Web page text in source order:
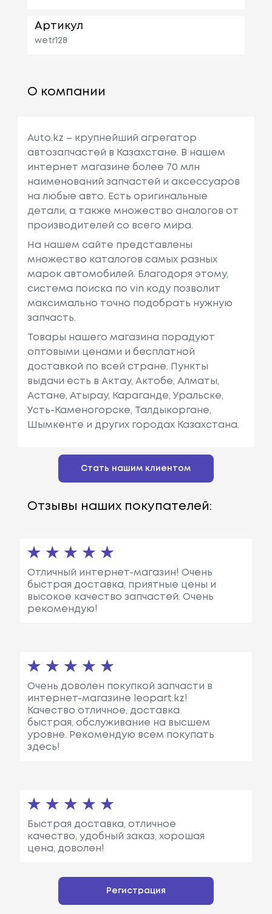
Артикул
wetr128
О компании
Auto.kz – крупнейший агрегатор
автозапчастей в Казахстане. В нашем
интернет магазине более 70 млн
наименований запчастей и аксессуаров
на любые авто. Есть оригинальные
детали, а также множество аналогов от
производителей со всего мира.
На нашем сайте представлены
множество каталогов самых разных
марок автомобилей. Благодоря этому,
система поиска по vin коду позволит
максимально точно подобрать нужную
запчасть.
Товары нашего магазина порадуют
оптовыми ценами и бесплатной
доставкой по всей стране. Пункты
выдачи есть в Актау, Актобе, Алматы,
Астане, Атырау, Караганде, Уральске,
Усть-Каменогорске, Талдыкоргане,
Шымкенте и других городах Казахстана.
Стать нашим клиентом
Отзывы наших покупателей:
Отличный интернет-магазин! Очень
быстрая доставка, приятные цены и
высокое качество запчастей. Очень
рекомендую!
Очень доволен покупкой запчасти в
интернет-магазине leopart.kz!
Качество отличное, доставка
быстрая, обслуживание на высшем
уровне. Рекомендую всем покупать
здесь!
Быстрая доставка, отличное
качество, удобный заказ, хорошая
цена, доволен!
Регистрация